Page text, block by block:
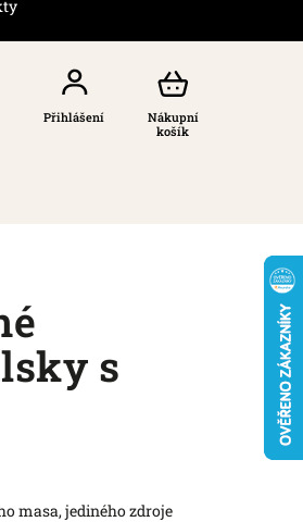
Nákupní
košík
Přihlášení
s
masa, jediného zdroje